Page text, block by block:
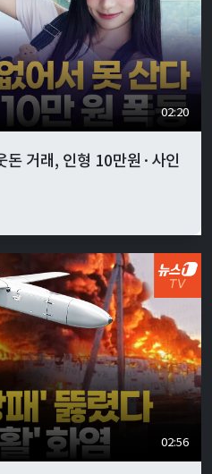
02:20
돈 거래, 인형 10만원·사인
02:56